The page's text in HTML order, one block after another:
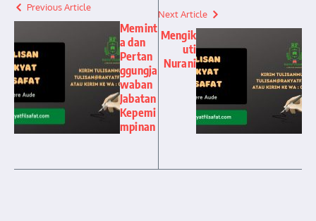
Previous Article
Memint
a dan
Pertan
ggungja
waban
Jabatan
Kepemi
mpinan
Next Article
Mengik
uti
Nurani